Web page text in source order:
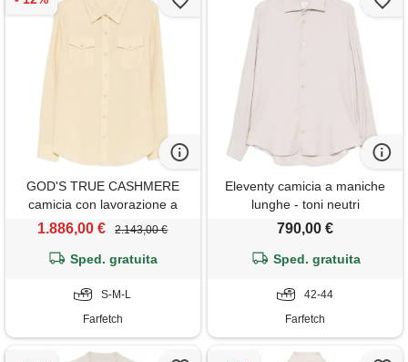
GOD'S TRUE CASHMERE
camicia con lavorazione a
nido d'ape - giallo
1.886,00 € 2.143,00 €
Sped. gratuita
S-M-L
Farfetch
Eleventy camicia a maniche
lunghe - toni neutri
790,00 €
Sped. gratuita
42-44
Farfetch